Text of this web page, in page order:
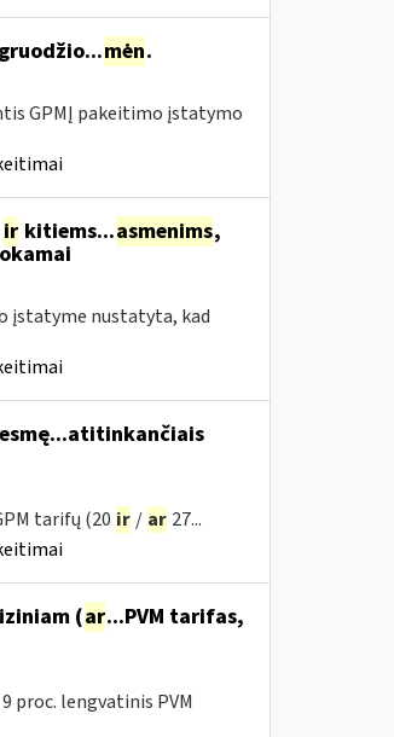
mėn.
GPMĮ pakeitimo įstatymo
irkitiems...asmenims,
įstatyme nustatyta, kad
tarifų (20 ir / ar 27...
(ar...PVM tarifas,
proc. lengvatinis PVM